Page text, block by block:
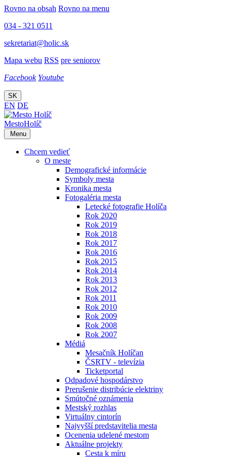
Rovno na obsah Rovno na menu
034 - 321 0511
sekretariat@holic.sk
Mapa webu RSS pre seniorov
Facebook Youtube
SK
EN DE
MestoHolíč
Menu
Chcem vedieť
O meste
Demografické informácie
Symboly mesta
Kronika mesta
Fotogaléria mesta
Letecké fotografie Holíča
Rok 2020
Rok 2019
Rok 2018
Rok 2017
Rok 2016
Rok 2015
Rok 2014
Rok 2013
Rok 2012
Rok 2011
Rok 2010
Rok 2009
Rok 2008
Rok 2007
Médiá
Mesačník Holíčan
ČSRTV - televízia
Ticketportal
Odpadové hospodárstvo
Prerušenie distribúcie elektriny
Smútočné oznámenia
Mestský rozhlas
Virtuálny cintorín
Najvyšší predstavitelia mesta
Ocenenia udelené mestom
Aktuálne projekty
Cesta k míru